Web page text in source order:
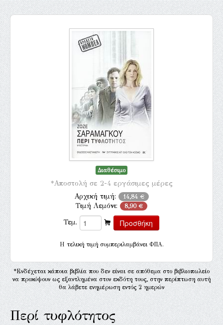
Διαθέσιμο
*Αποστολή σε 2-4 εργάσιμες μέρες
Αρχική τιμή: 14,84 €
Τιμή Λεμόνι: 8,90 €
Τεμ.
H τελική τιμή συμπεριλαμβάνει ΦΠΑ.
*Ενδέχεται κάποια βιβλία που δεν είναι σε απόθεμα στο βιβλιοπωλείο
να προκύψουν ως εξαντλημένα στον εκδότη τους, στην περίπτωση αυτή
θα λάβετε ενημέρωση εντός 2 ημερών
Περί τυφλότητος